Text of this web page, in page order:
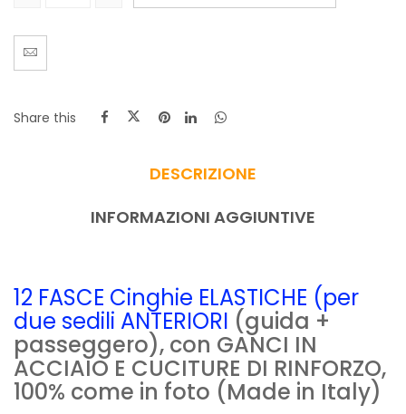
Share this
DESCRIZIONE
INFORMAZIONI AGGIUNTIVE
12 FASCE Cinghie ELASTICHE (per
due sedili ANTERIORI (guida +
passeggero), con GANCI IN
ACCIAIO E CUCITURE DI RINFORZO,
100% come in foto (Made in Italy)